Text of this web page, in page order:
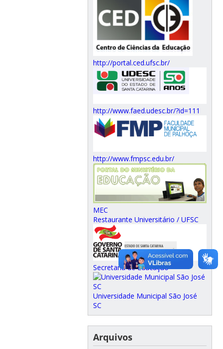
http://portal.ced.ufsc.br/
http://www.faed.udesc.br/?id=111
http://www.fmpsc.edu.br/
MEC
Restaurante Universitário / UFSC
Secretaria de Educação
Universidade Municipal São José
SC
Arquivos